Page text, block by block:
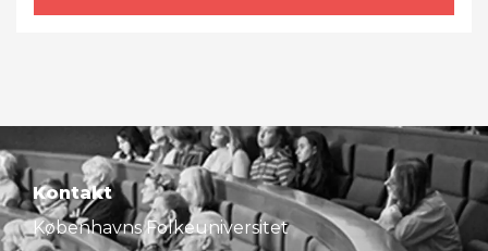
Kontakt
Københavns Folkeuniversitet